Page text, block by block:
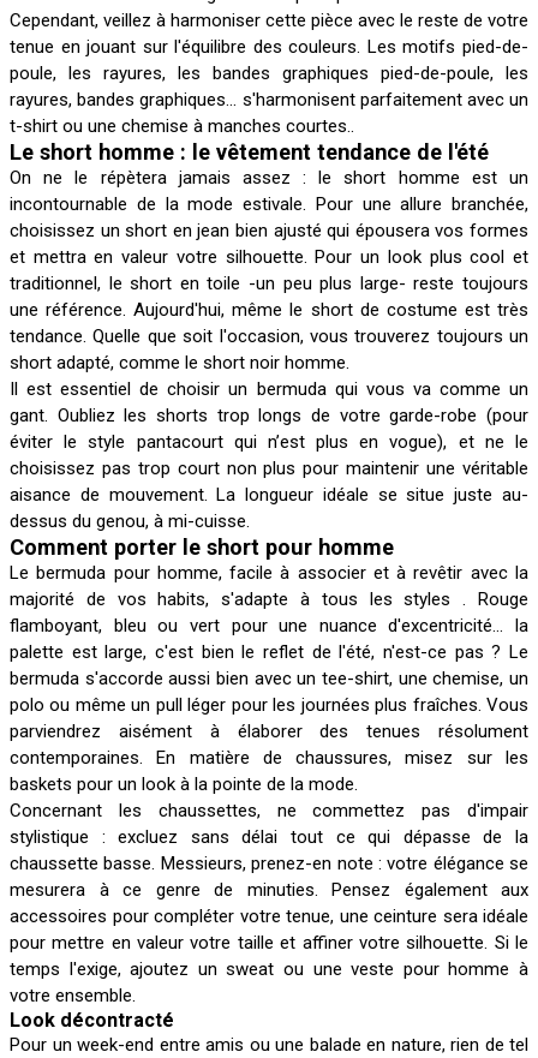
Cependant, veillez à harmoniser cette pièce avec le reste de votre
tenue en jouant sur l'équilibre des couleurs. Les motifs pied-de-
poule, les rayures, les bandes graphiques pied-de-poule, les
rayures, bandes graphiques... s'harmonisent parfaitement avec un
t-shirt ou une chemise à manches courtes..
Le short homme : le vêtement tendance de l'été
On ne le répètera jamais assez : le short homme est un
incontournable de la mode estivale. Pour une allure branchée,
choisissez un short en jean bien ajusté qui épousera vos formes
et mettra en valeur votre silhouette. Pour un look plus cool et
traditionnel, le short en toile -un peu plus large- reste toujours
une référence. Aujourd'hui, même le short de costume est très
tendance. Quelle que soit l'occasion, vous trouverez toujours un
short adapté, comme le short noir homme.
Il est essentiel de choisir un bermuda qui vous va comme un
gant. Oubliez les shorts trop longs de votre garde-robe (pour
éviter le style pantacourt qui n’est plus en vogue), et ne le
choisissez pas trop court non plus pour maintenir une véritable
aisance de mouvement. La longueur idéale se situe juste au-
dessus du genou, à mi-cuisse.
Comment porter le short pour homme
Le bermuda pour homme, facile à associer et à revêtir avec la
majorité de vos habits, s'adapte à tous les styles . Rouge
flamboyant, bleu ou vert pour une nuance d'excentricité... la
palette est large, c'est bien le reflet de l'été, n'est-ce pas ? Le
bermuda s'accorde aussi bien avec un tee-shirt, une chemise, un
polo ou même un pull léger pour les journées plus fraîches. Vous
parviendrez aisément à élaborer des tenues résolument
contemporaines. En matière de chaussures, misez sur les
baskets pour un look à la pointe de la mode.
Concernant les chaussettes, ne commettez pas d'impair
stylistique : excluez sans délai tout ce qui dépasse de la
chaussette basse. Messieurs, prenez-en note : votre élégance se
mesurera à ce genre de minuties. Pensez également aux
accessoires pour compléter votre tenue, une ceinture sera idéale
pour mettre en valeur votre taille et affiner votre silhouette. Si le
temps l'exige, ajoutez un sweat ou une veste pour homme à
votre ensemble.
Look décontracté
Pour un week-end entre amis ou une balade en nature, rien de tel